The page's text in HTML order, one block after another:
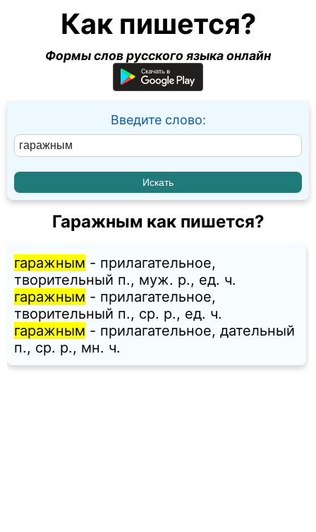
Как пишется?
Формы слов русского языка онлайн
Введите слово:
Гаражным как пишется?
гаражным - прилагательное,
творительный п., муж. p., ед. ч.
гаражным - прилагательное,
творительный п., ср. p., ед. ч.
гаражным - прилагательное, дательный
п., ср. p., мн. ч.